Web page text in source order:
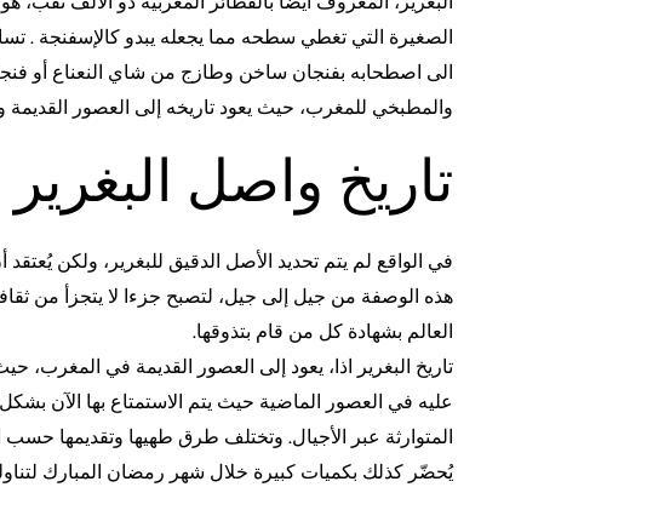
الصغيرة التي تغطي سطحه مما يجعله يبدو كالإسفنجة .
الى اصطحابه بفنجان ساخن وطازج من شاي النعناع أو
والمطبخي للمغرب، حيث يعود تاريخه إلى العصور القديمة
تاريخ واصل البغرير
في الواقع لم يتم تحديد الأصل الدقيق للبغرير، ولكن
هذه الوصفة من جيل إلى جيل، لتصبح جزءا لا يتجزأ من
العالم بشهادة كل من قام بتذوقها.
تاريخ البغرير اذا، يعود إلى العصور القديمة في
عليه في العصور الماضية حيث يتم الاستمتاع بها الآن
المتوارثة عبر الأجيال. وتختلف طرق طهيها وتقديمها حسب
يُحضّر كذلك بكميات كبيرة خلال شهر رمضان المبارك